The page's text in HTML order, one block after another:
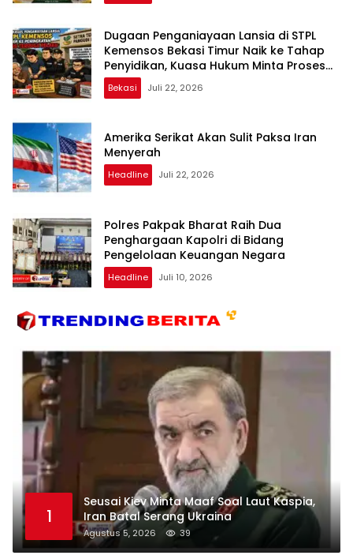
Dugaan Penganiayaan Lansia di STPL
Kemensos Bekasi Timur Naik ke Tahap
Penyidikan, Kuasa Hukum Minta Proses
Transparan dan Bebas Intervensi
Bekasi Juli 22, 2026
Amerika Serikat Akan Sulit Paksa Iran
Menyerah
Headline Juli 22, 2026
Polres Pakpak Bharat Raih Dua
Penghargaan Kapolri di Bidang
Pengelolaan Keuangan Negara
Headline Juli 10, 2026
1
Seusai Kiev Minta Maaf Soal Laut Kaspia,
Iran Batal Serang Ukraina
Agustus 5, 2026 39